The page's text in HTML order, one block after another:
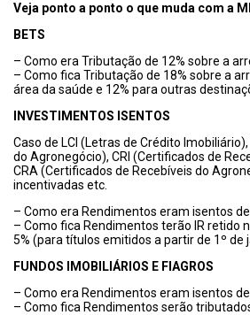
Veja ponto a ponto o que muda com a
BETS
– Como era Tributação de 12% sobre a
– Como fica Tributação de 18% sobre a
área da saúde e 12% para outras
INVESTIMENTOS ISENTOS
Caso de LCI (Letras de Crédito
do Agronegócio), CRI (Certificados de
CRA (Certificados de Recebíveis do
incentivadas etc.
– Como era Rendimentos eram isentos
– Como fica Rendimentos terão IR retido
5% (para títulos emitidos a partir de 1º de
FUNDOS IMOBILIÁRIOS E FIAGROS
– Como era Rendimentos eram isentos
– Como fica Rendimentos serão